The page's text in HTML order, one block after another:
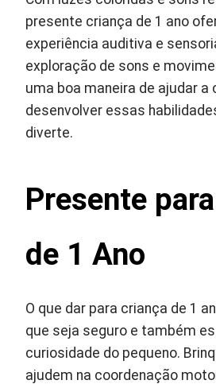
presente criança de 1 ano
experiência auditiva e
exploração de sons e
uma boa maneira de ajudar a
desenvolver essas
diverte.
Presente
de 1 Ano
O que dar para criança de 1
que seja seguro e também
curiosidade do pequeno.
ajudem na coordenação